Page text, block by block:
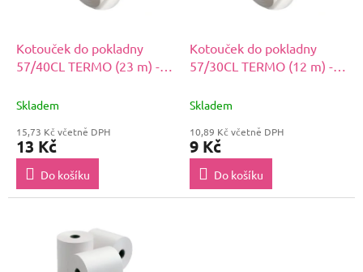
Kotouček do pokladny
57/40CL TERMO (23 m) -
Skladem
15,73 Kč včetně DPH
13 Kč
Do košíku
Kotouček do pokladny
57/30CL TERMO (12 m) -
Skladem
10,89 Kč včetně DPH
9 Kč
Do košíku